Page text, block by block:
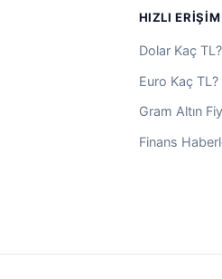
HIZLI ERIŞIM
Dolar Kaç TL?
Euro Kaç TL?
Gram Altın
Finans